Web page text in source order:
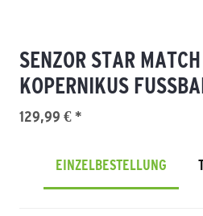
SENZOR STAR
KOPERNIKUS
129,99 € *
EINZELBESTELLUNG